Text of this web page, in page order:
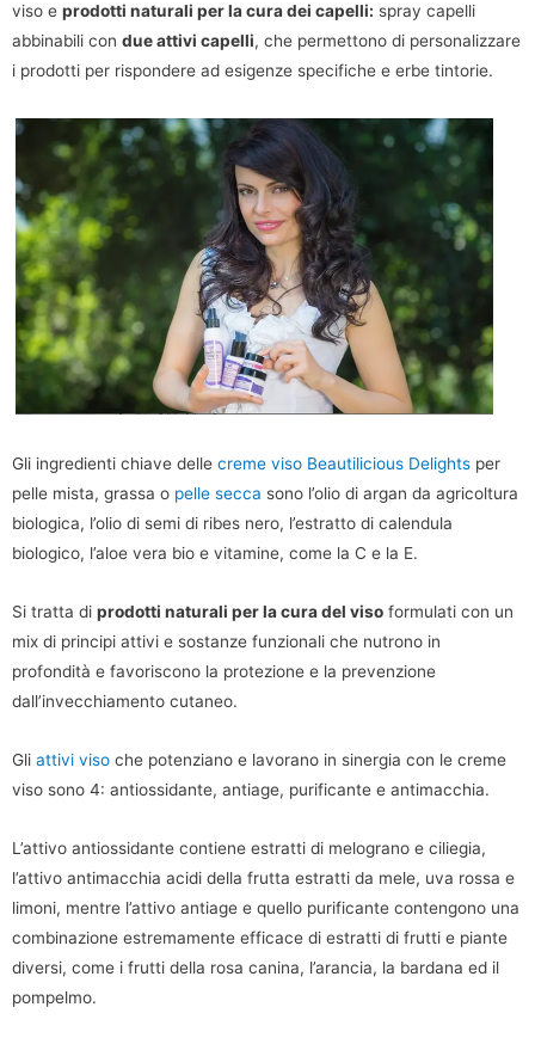
viso e prodotti naturali per la cura dei capelli: spray capelli
abbinabili con due attivi capelli, che permettono di personalizzare
i prodotti per rispondere ad esigenze specifiche e erbe tintorie.
Gli ingredienti chiave delle creme viso Beautilicious Delights per
pelle mista, grassa o pelle secca sono l’olio di argan da agricoltura
biologica, l’olio di semi di ribes nero, l’estratto di calendula
biologico, l’aloe vera bio e vitamine, come la C e la E.
Si tratta di prodotti naturali per la cura del viso formulati con un
mix di principi attivi e sostanze funzionali che nutrono in
profondità e favoriscono la protezione e la prevenzione
dall’invecchiamento cutaneo.
Gli attivi viso che potenziano e lavorano in sinergia con le creme
viso sono 4: antiossidante, antiage, purificante e antimacchia.
L’attivo antiossidante contiene estratti di melograno e ciliegia,
l’attivo antimacchia acidi della frutta estratti da mele, uva rossa e
limoni, mentre l’attivo antiage e quello purificante contengono una
combinazione estremamente efficace di estratti di frutti e piante
diversi, come i frutti della rosa canina, l’arancia, la bardana ed il
pompelmo.